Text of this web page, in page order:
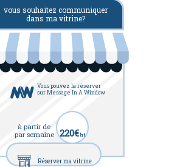
vous souhaitez communiquer
dans ma vitrine?
Vous pouvez la réserver
sur Message In A Window
à partir de
par semaine 220€ht
Réserver ma vitrine